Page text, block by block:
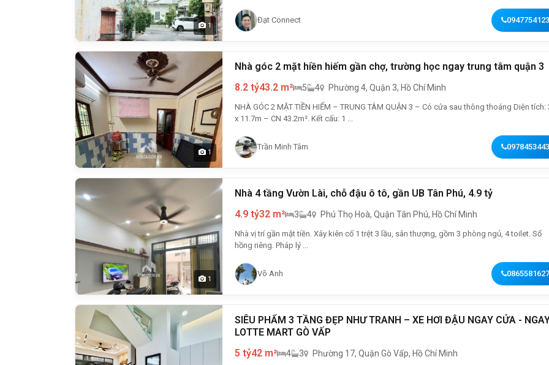
1
Đạt Connect 0947754123
Nhà góc 2 mặt hiền hiếm gần chợ, trường học ngay trung tâm quận 3
1
8.2 tỷ43.2 m² 5 4 Phường 4, Quận 3, Hồ Chí Minh
NHÀ GÓC 2 MẶT TIỀN HIẾM – TRUNG TÂM QUẬN 3 – Có cửa sau thông thoáng Diện tích: 3.6
x 11.7m – CN 43.2m². Kết cấu: 1 ...
Trần Minh Tâm 0978453443
Nhà 4 tầng Vườn Lài, chỗ đậu ô tô, gần UB Tân Phú, 4.9 tỷ
1
4.9 tỷ32 m² 3 4 Phú Thọ Hoà, Quận Tân Phú, Hồ Chí Minh
Nhà vị trí gần mặt tiền. Xây kiên cố 1 trệt 3 lầu, sân thượng, gồm 3 phòng ngủ, 4 toilet. Sổ
hồng riêng. Pháp lý ...
Võ Anh 0865581627
SIÊU PHẨM 3 TẦNG ĐẸP NHƯ TRANH – XE HƠI ĐẬU NGAY CỬA -
LOTTE MART GÒ VẤP
5 tỷ42 m² 4 3 Phường 17, Quận Gò Vấp, Hồ Chí Minh